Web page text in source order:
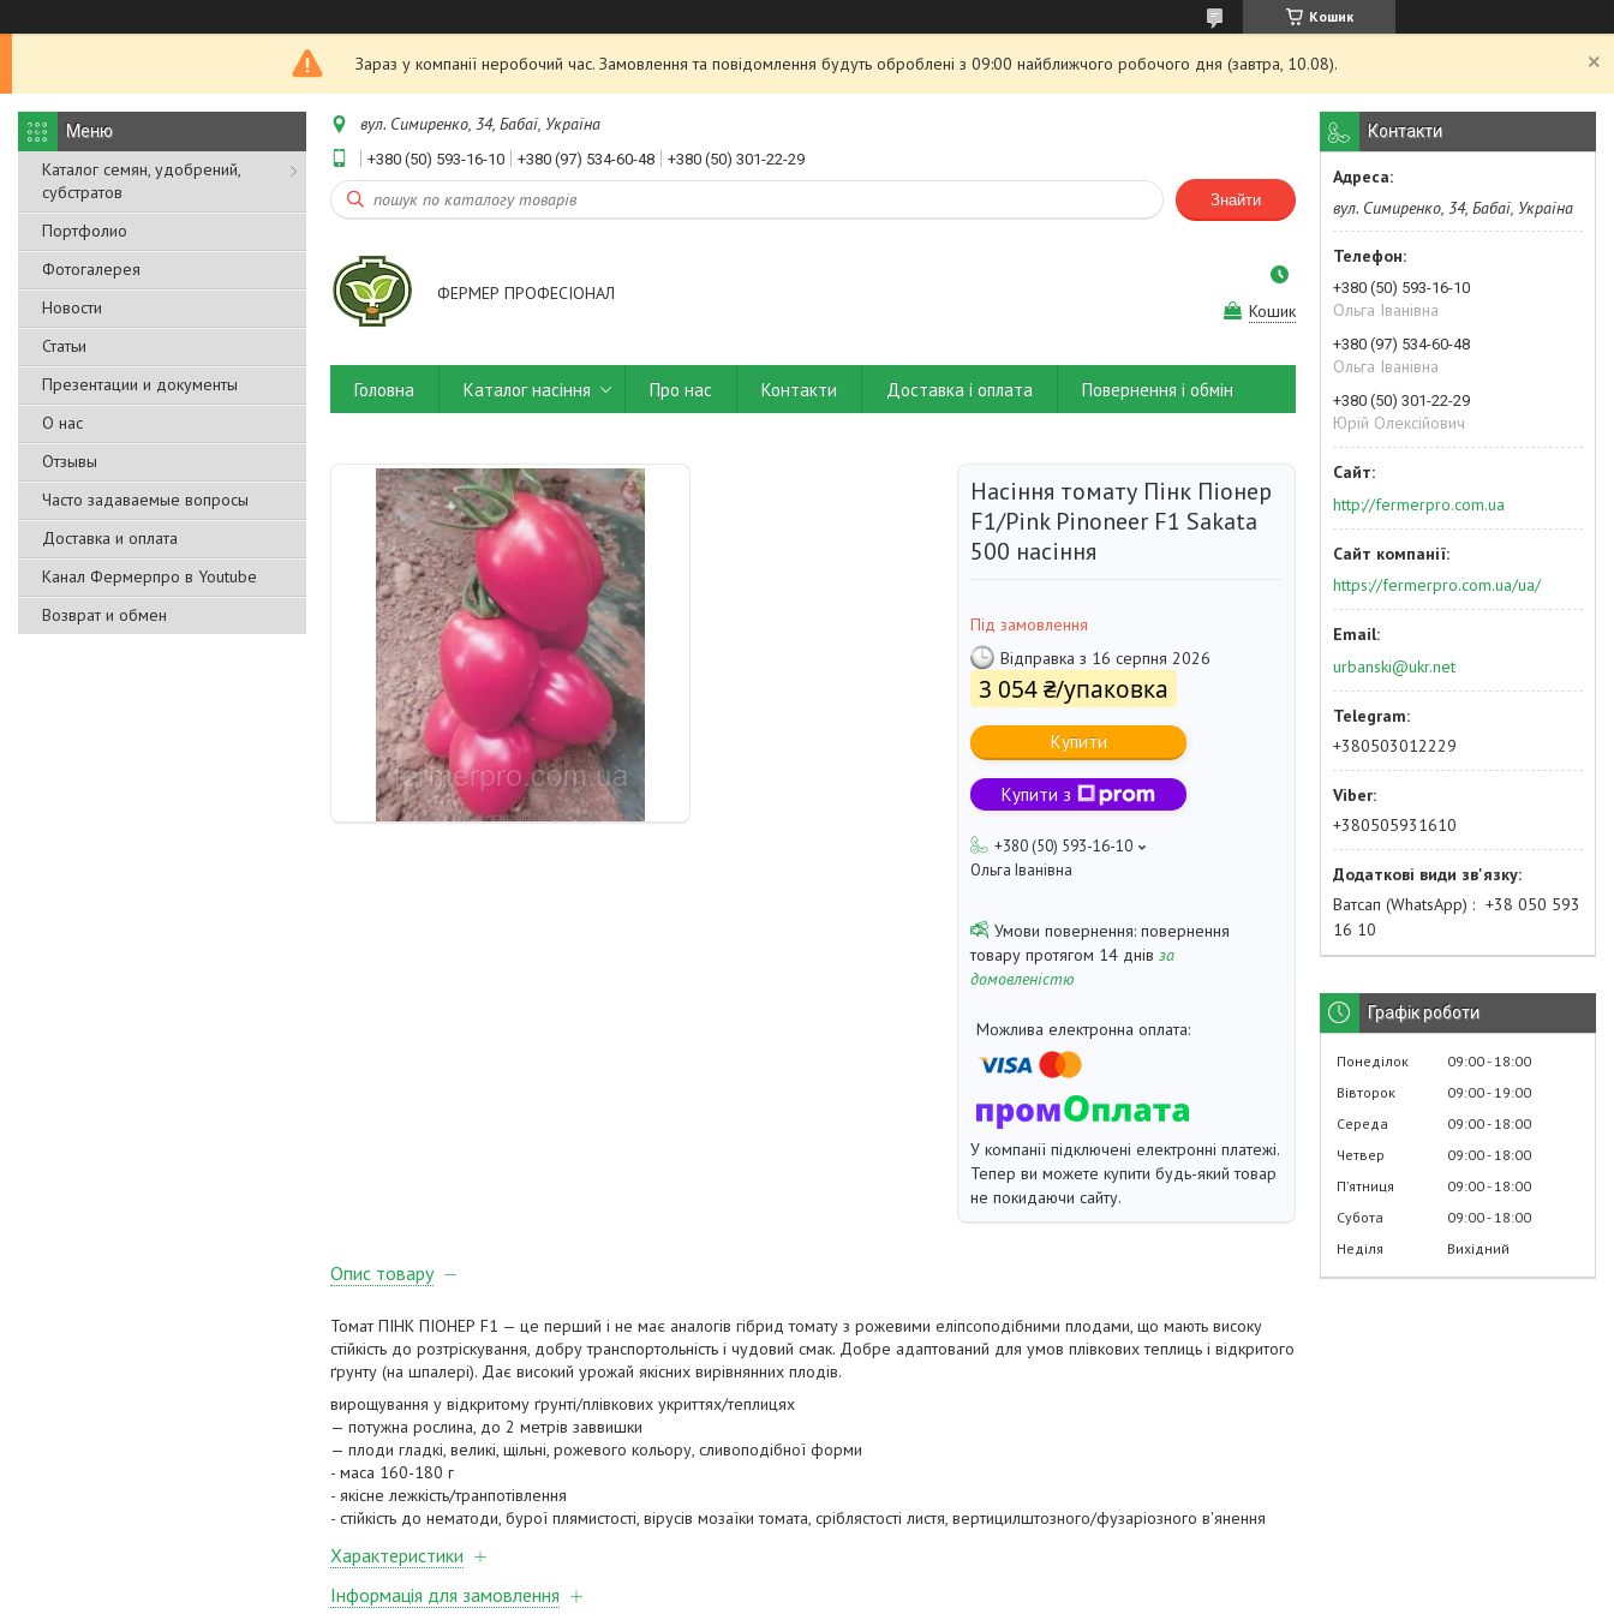
Кошик
Зараз у компанії неробочий час. Замовлення та повідомлення будуть оброблені з 09:00 найближчого робочого дня (завтра, 10.08).
Каталог семян, удобрений,
субстратов
Портфолио
Фотогалерея
Новости
Статьи
Презентации и документы
О нас
Отзывы
Часто задаваемые вопросы
Доставка и оплата
Канал Фермерпро в Youtube
Возврат и обмен
вул. Симиренко, 34, Бабаї, Україна
+380 (50) 593-16-10 +380 (97) 534-60-48 +380 (50) 301-22-29
Знайти
ФЕРМЕР ПРОФЕСІОНАЛ
Кошик
Головна Каталог насіння Про нас Контакти Доставка і оплата Повернення і обмін
Насіння томату Пінк Піонер
F1/Pink Pinoneer F1 Sakata
500 насіння
Під замовлення
Відправка з 16 серпня 2026
3 054 ₴/упаковка
Купити
Купити з
+380 (50) 593-16-10
Ольга Іванівна
повернення
товару протягом 14 днів за
домовленістю
У компанії підключені електронні платежі.
Тепер ви можете купити будь-який товар
не покидаючи сайту.
Опис товару
Томат ПІНК ПІОНЕР F1 — це перший і не має аналогів гібрид томату з рожевими еліпсоподібними плодами, що мають високу
стійкість до розтріскування, добру транспортольність і чудовий смак. Добре адаптований для умов плівкових теплиць і відкритого
ґрунту (на шпалері). Дає високий урожай якісних вирівнянних плодів.
вирощування у відкритому ґрунті/плівкових укриттях/теплицях
— потужна рослина, до 2 метрів заввишки
— плоди гладкі, великі, щільні, рожевого кольору, сливоподібної форми
- маса 160-180 г
- якісне лежкість/транпотівлення
- стійкість до нематоди, бурої плямистості, вірусів мозаїки томата, сріблястості листя, вертицилштозного/фузаріозного в'янення
Характеристики
Інформація для замовлення
Контакти
вул. Симиренко, 34, Бабаї, Україна
+380 (50) 593-16-10
Ольга Іванівна
+380 (97) 534-60-48
Ольга Іванівна
+380 (50) 301-22-29
Юрій Олексійович
http://fermerpro.com.ua
https://fermerpro.com.ua/ua/
urbanski@ukr.net
+380503012229
+380505931610
Ватсап (WhatsApp)
+38 050 593
16 10
Графік роботи
Понеділок 09:00 18:00
Вівторок
09:00 19:00
Середа
09:00 18:00
Четвер
09:00 18:00
Пʼятниця
09:00 18:00
Субота
09:00 18:00
Неділя
Вихідний